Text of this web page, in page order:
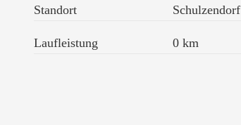
Standort Schulzendorf
Laufleistung 0 km